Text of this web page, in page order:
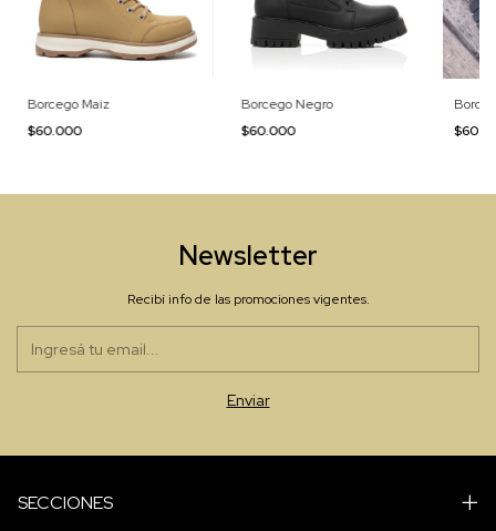
Borcego Maiz
$60.000
Borcego Negro
$60.000
Newsletter
Recibí info de las promociones vigentes.
SECCIONES